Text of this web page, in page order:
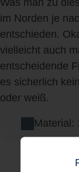
Was man zu
im Norden je
entschieden.
vielleicht auch
entscheidende
es sicherlich
oder weiß.
Material: